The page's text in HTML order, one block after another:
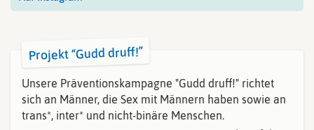
Projekt “Gudd druff!”
Unsere Präventionskampagne "Gudd druff!" richtet
sich an Männer, die Sex mit Männern haben sowie an
trans*, inter* und nicht-binäre Menschen.